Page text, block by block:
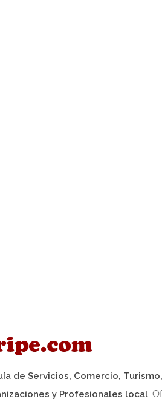
de Servicios, Comercio,
y Profesionales local.